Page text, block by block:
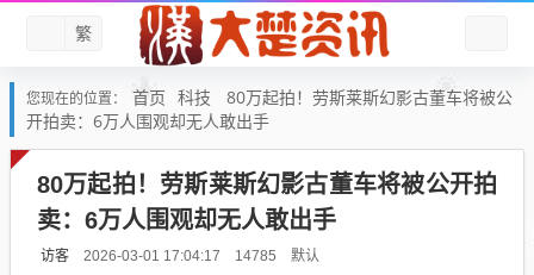
繁
您现在的位置： 首页 科技
80万起拍！劳斯莱斯幻影古董车将被公
开拍卖：6万人围观却无人敢出手
80万起拍！劳斯莱斯幻影古董车将被公开拍
卖：6万人围观却无人敢出手
访客 2026-03-01 17:04:17 14785 默认